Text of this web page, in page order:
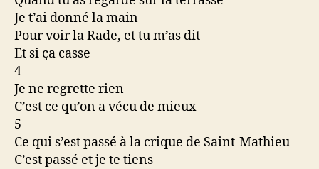
Je t’ai donné la main
Pour voir la Rade, et tu m’as dit
Et si ça casse
4
Je ne regrette rien
C’est ce qu’on a vécu de mieux
5
Ce qui s’est passé à la crique de Saint-Mathieu
C’est passé et je te tiens